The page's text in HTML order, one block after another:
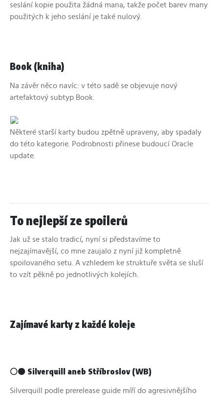
seslání kopie použita žádná mana, takže počet barev many
použitých k jeho seslání je také nulový.
Book (kniha)
Na závěr něco navíc: v této sadě se objevuje nový
artefaktový subtyp Book.
Některé starší karty budou zpětně upraveny, aby spadaly
do této kategorie. Podrobnosti přinese budoucí Oracle
update.
To nejlepší ze spoilerů
Jak už se stalo tradicí, nyní si představíme to
nejzajímavější, co mne zaujalo z nyní již kompletně
spoilovaného setu. A vzhledem ke struktuře světa se sluší
to vzít pěkně po jednotlivých kolejích.
Zajímavé karty z každé koleje
⚪⚫ Silverquill aneb Stříbroslov (WB)
Silverquill podle prerelease guide míří do agresivnějšího